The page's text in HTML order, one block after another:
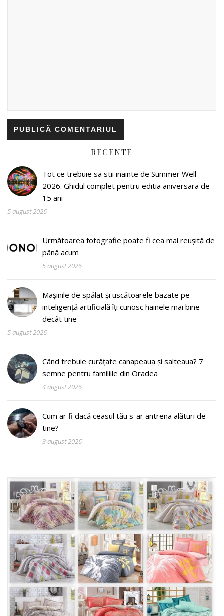
RECENTE
Tot ce trebuie sa stii inainte de Summer Well
2026. Ghidul complet pentru editia aniversara de
15 ani
5 august 2026
Următoarea fotografie poate fi cea mai reușită de
până acum
5 august 2026
Mașinile de spălat și uscătoarele bazate pe
inteligență artificială îți cunosc hainele mai bine
decât tine
5 august 2026
Când trebuie curățate canapeaua și salteaua? 7
semne pentru familiile din Oradea
4 august 2026
Cum ar fi dacă ceasul tău s-ar antrena alături de
tine?
3 august 2026